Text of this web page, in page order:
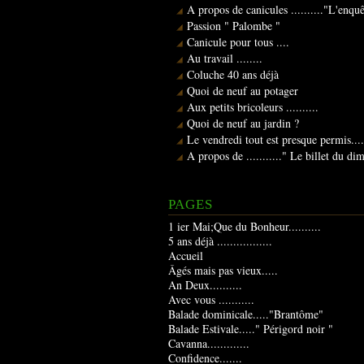
A propos de canicules
Passion " Palombe "
Canicule pour tous ....
Au travail ........
Coluche 40 ans déjà
Quoi de neuf au potager
Aux petits bricoleurs ..........
Quoi de neuf au jardin ?
Le vendredi tout est presque
A propos de ..........." Le billet du
PAGES
1 ier Mai;Que du Bonheur..........
5 ans déjà .................
Accueil
Âgés mais pas vieux.....
An Deux..........
Avec vous ...........
Balade dominicale....."Brantôme"
Balade Estivale....." Périgord noir "
Cavanna.............
Confidence.......